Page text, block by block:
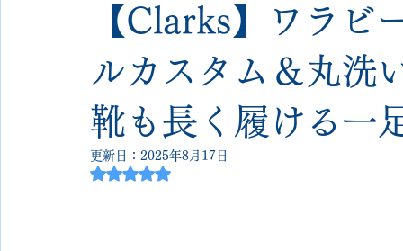
jimmy choo クリーニング•撥水コーテ
edward green george cox hermes
【Clarks】ワラビ
ルカスタム＆丸洗
靴も長く履ける一
更新日： 2025年8月17日
5つ星のうちNaNと評価されています。